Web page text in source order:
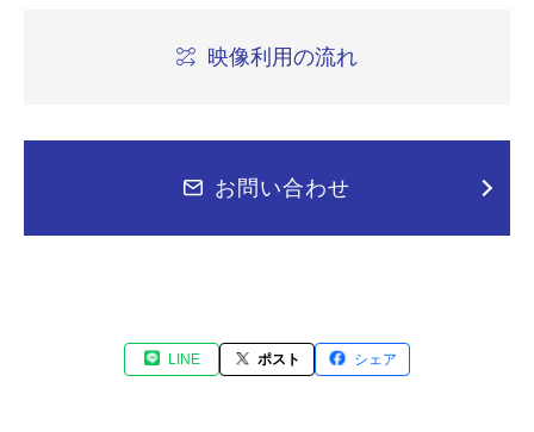
映像利用の流れ
お問い合わせ
LINE ポスト シェア